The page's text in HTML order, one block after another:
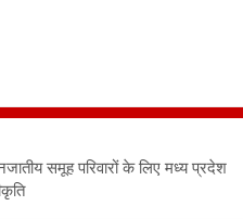
समूह परिवारों के लिए मध्य प्रदेश